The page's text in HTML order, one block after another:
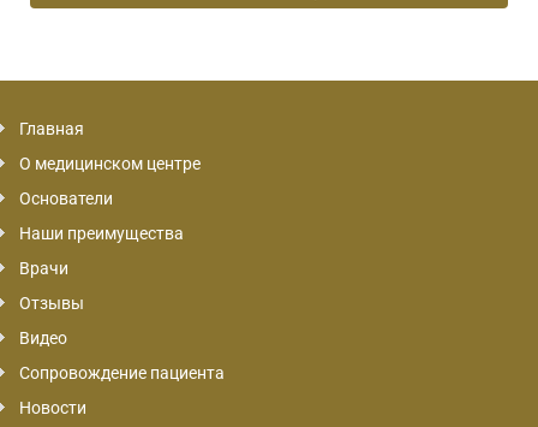
Главная
О медицинском центре
Основатели
Наши преимущества
Врачи
Отзывы
Видео
Сопровождение пациента
Новости